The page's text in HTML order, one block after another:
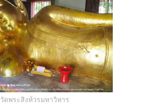
วัดพระสิงห์วรมหาวิหาร